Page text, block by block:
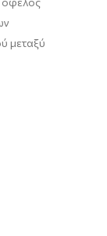
μεταξύ